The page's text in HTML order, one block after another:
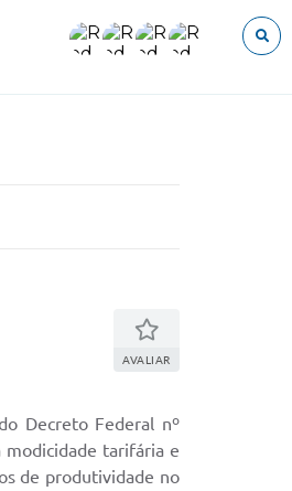
O que voce procura?
AVALIAR
Decreto Federal nº
tarifária e
de produtividade no